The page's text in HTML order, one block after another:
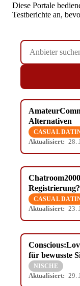
Diese Portale
Testberichte an,
Anbieter
suchen…
Alternativen
CASUAL
Aktualisiert: 28.
Registrierung?
CASUAL
Aktualisiert: 23.
für bewusste
NISCHE
Aktualisiert: 29.